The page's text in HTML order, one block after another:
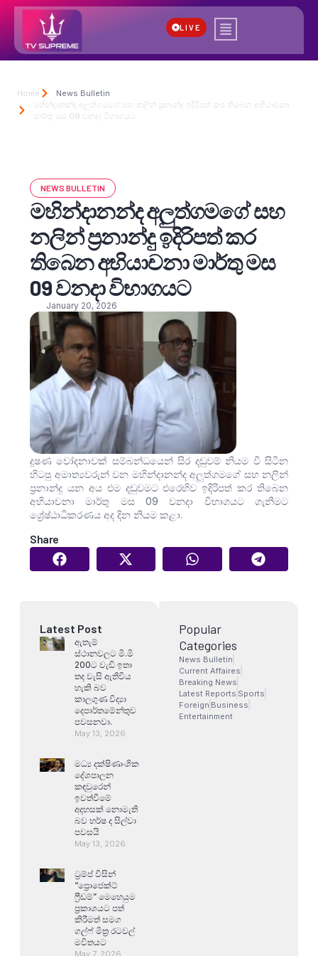
LIVE
Home
News Bulletin
මහින්දානන්ද අලුත්ගමගේ සහ නලින් ප්‍රනාන්දු ඉදිරිපත් කර තිබෙන අභියාචනා
මාර්තු මස 09 වනදා විභාගයට
NEWS BULLETIN
මහින්දානන්ද අලුත්ගමගේ සහ
නලින් ප්‍රනාන්දු ඉදිරිපත් කර
තිබෙන අභියාචනා මාර්තු මස
09 වනදා විභාගයට
January 20, 2026
දූෂණ චෝදනාවක් සම්බන්ධයෙන් සිර දඬුවම් නියම වී සිටින
හිටපු අමාත්‍යවරුන් වන මහින්දානන්ද අලුත්ගමගේ සහ නලින්
ප්‍රනාන්දු යන අය එම දඬුවමට එරෙහිව ඉදිරිපත් කර තිබෙන
අභියාචනා මාර්තු මස 09 වනදා විභාගයට ගැනීමට
ශ්‍රේෂ්ඨාධිකරණය අද දින නියම කළා.
Share
Latest Post
ඇතැම්
ස්ථානවලට මි.මි
200ට වැඩි ඉතා
තද වැසි ඇතිවිය
හැකි බව
කාලගුණ විද්‍යා
දෙපාර්තමේන්තුව
පවසනවා.
May 13, 2026
මධ්‍ය දක්ෂිණාංශික
දේශපාලන
කඳවුරෙන්
ඉවත්වීමේ
අදහසක් නොමැති
බව හර්ෂ ද සිල්වා
පවසයි
May 13, 2026
ට්‍රම්ප් විසින්
“ප්‍රොජෙක්ට්
ෆ්‍රීඩම්” මෙහෙයුම
ප්‍රකාශයට පත්
කිරීමත් සමග
ගල්ෆ් මිත්‍ර රටවල්
මවිතයට
May 7, 2026
Popular
Categories
News Bulletin
Current Affaires
Breaking News
Latest Reports Sports
Foreign Business
Entertainment